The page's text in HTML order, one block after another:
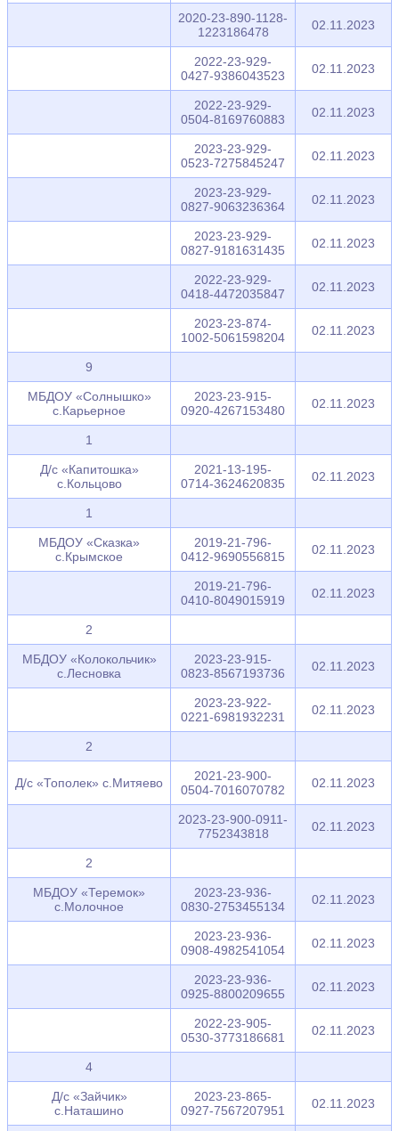
2020-23-890-1128-
1223186478
02.11.2023
2022-23-929-
0427-9386043523
02.11.2023
2022-23-929-
0504-8169760883
02.11.2023
2023-23-929-
0523-7275845247
02.11.2023
2023-23-929-
0827-9063236364
02.11.2023
2023-23-929-
0827-9181631435
02.11.2023
2022-23-929-
0418-4472035847
02.11.2023
2023-23-874-
1002-5061598204
02.11.2023
9
МБДОУ «Солнышко»
с.Карьерное
2023-23-915-
0920-4267153480
02.11.2023
1
Д/с «Капитошка»
с.Кольцово
2021-13-195-
0714-3624620835
02.11.2023
1
МБДОУ «Сказка»
с.Крымское
2019-21-796-
0412-9690556815
02.11.2023
2019-21-796-
0410-8049015919
02.11.2023
2
МБДОУ «Колокольчик»
с.Лесновка
2023-23-915-
0823-8567193736
02.11.2023
2023-23-922-
0221-6981932231
02.11.2023
2
Д/с «Тополек» с.Митяево
2021-23-900-
0504-7016070782
02.11.2023
2023-23-900-0911-
7752343818
02.11.2023
2
МБДОУ «Теремок»
с.Молочное
2023-23-936-
0830-2753455134
02.11.2023
2023-23-936-
0908-4982541054
02.11.2023
2023-23-936-
0925-8800209655
02.11.2023
2022-23-905-
0530-3773186681
02.11.2023
4
Д/с «Зайчик»
с.Наташино
2023-23-865-
0927-7567207951
02.11.2023